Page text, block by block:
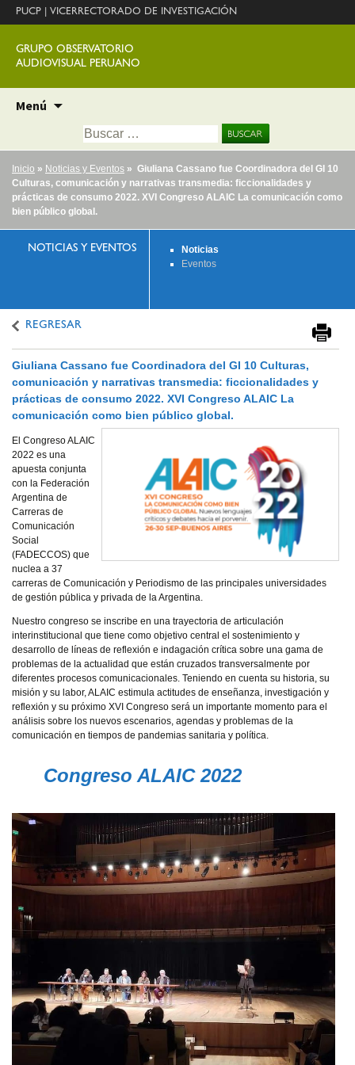
PUCP VICERRECTORADO DE INVESTIGACIÓN
GRUPO OBSERVATORIO
AUDIOVISUAL PERUANO
Menú
contenido
Buscar:
Inicio » Noticias y Eventos » Giuliana Cassano fue Coordinadora del GI 10
Culturas, comunicación y narrativas transmedia: ficcionalidades y
prácticas de consumo 2022. XVI Congreso ALAIC La comunicación como
bien público global.
NOTICIAS Y EVENTOS
Noticias
Eventos
REGRESAR
Giuliana Cassano fue Coordinadora del GI 10 Culturas,
comunicación y narrativas transmedia: ficcionalidades y
prácticas de consumo 2022. XVI Congreso ALAIC La
comunicación como bien público global.
El Congreso ALAIC
2022 es una
apuesta conjunta
con la Federación
Argentina de
Carreras de
Comunicación
Social
(FADECCOS) que
nuclea a 37
carreras de Comunicación y Periodismo de las principales universidades
de gestión pública y privada de la Argentina.
Nuestro congreso se inscribe en una trayectoria de articulación
interinstitucional que tiene como objetivo central el sostenimiento y
desarrollo de líneas de reflexión e indagación crítica sobre una gama de
problemas de la actualidad que están cruzados transversalmente por
diferentes procesos comunicacionales. Teniendo en cuenta su historia, su
misión y su labor, ALAIC estimula actitudes de enseñanza, investigación y
reflexión y su próximo XVI Congreso será un importante momento para el
análisis sobre los nuevos escenarios, agendas y problemas de la
comunicación en tiempos de pandemias sanitaria y política.
Congreso ALAIC 2022